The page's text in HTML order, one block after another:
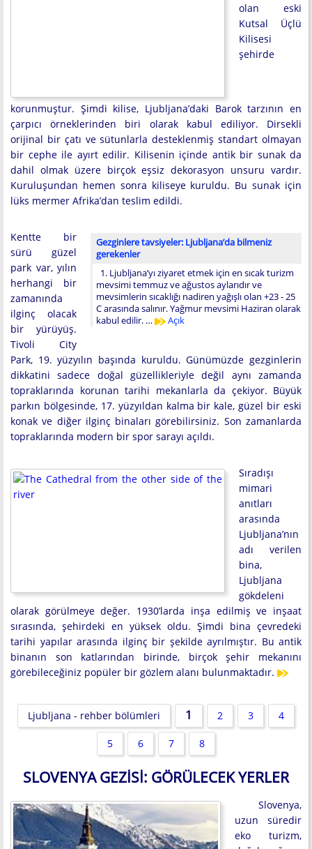
olan eski
Kutsal Üçlü
Kilisesi
şehirde
korunmuştur. Şimdi kilise, Ljubljana’daki Barok tarzının en
çarpıcı örneklerinden biri olarak kabul ediliyor. Dirsekli
orijinal bir çatı ve sütunlarla desteklenmiş standart olmayan
bir cephe ile ayırt edilir. Kilisenin içinde antik bir sunak da
dahil olmak üzere birçok eşsiz dekorasyon unsuru vardır.
Kuruluşundan hemen sonra kiliseye kuruldu. Bu sunak için
lüks mermer Afrika’dan teslim edildi.
Gezginlere tavsiyeler: Ljubljana’da bilmeniz
gerekenler
1. Ljubljana’yı ziyaret etmek için en sıcak turizm
mevsimi temmuz ve ağustos aylarıdır ve
mevsimlerin sıcaklığı nadiren yağışlı olan +23 - 25
C arasında salınır. Yağmur mevsimi Haziran olarak
kabul edilir. …
Açık
Kentte bir
sürü güzel
park var, yılın
herhangi bir
zamanında
ilginç olacak
bir yürüyüş.
Tivoli City
Park, 19. yüzyılın başında kuruldu. Günümüzde gezginlerin
dikkatini sadece doğal güzellikleriyle değil aynı zamanda
topraklarında korunan tarihi mekanlarla da çekiyor. Büyük
parkın bölgesinde, 17. yüzyıldan kalma bir kale, güzel bir eski
konak ve diğer ilginç binaları görebilirsiniz. Son zamanlarda
topraklarında modern bir spor sarayı açıldı.
Sıradışı
mimari
anıtları
arasında
Ljubljana’nın
adı verilen
bina,
Ljubljana
gökdeleni
olarak görülmeye değer. 1930’larda inşa edilmiş ve inşaat
sırasında, şehirdeki en yüksek oldu. Şimdi bina çevredeki
tarihi yapılar arasında ilginç bir şekilde ayrılmıştır. Bu antik
binanın son katlarından birinde, birçok şehir mekanını
görebileceğiniz popüler bir gözlem alanı bulunmaktadır.
Ljubljana - rehber bölümleri 1 2 3 4
5 6 7 8
SLOVENYA GEZISI: GÖRÜLECEK YERLER
Slovenya,
uzun süredir
eko turizm,